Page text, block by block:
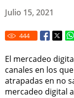
Julio 15, 2021
444
El mercadeo
canales en los
atrapadas en no
mercadeo digital